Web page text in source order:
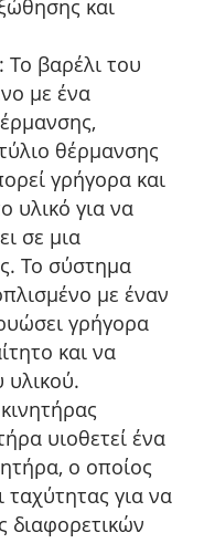
και
βαρέλι του
με ένα
θέρμανσης
γρήγορα και
υλικό για να
σε μια
Το σύστημα
με έναν
γρήγορα
και να
υλικού.
υιοθετεί ένα
ο οποίος
ταχύτητας για να
διαφορετικών